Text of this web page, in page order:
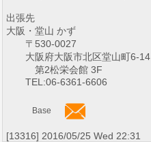
出張先
大阪・堂山 かず
〒530-0027
大阪府大阪市北区堂山町6-14
第2松栄会館 3F
TEL:06-6361-6606
Base
[13316] 2016/05/25 Wed 22:31